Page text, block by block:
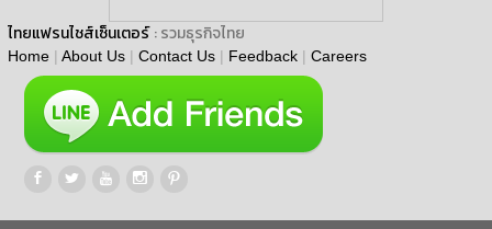
ไทยแฟรนไชส์เซ็นเตอร์ : รวมธุรกิจไทย
Home | About Us | Contact Us | Feedback | Careers